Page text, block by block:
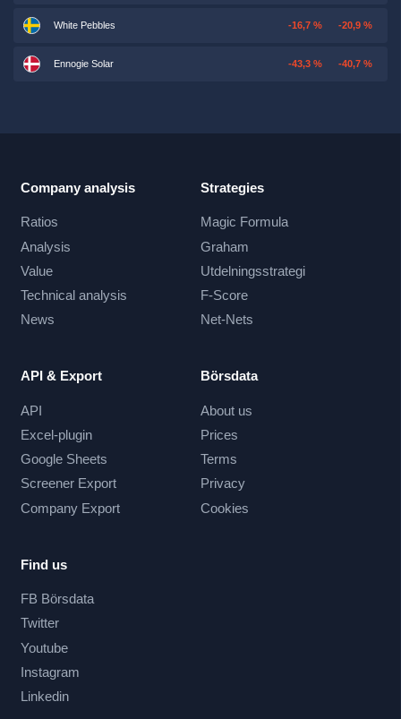
White Pebbles -16,7 % -20,9 %
Ennogie Solar -43,3 % -40,7 %
Company analysis
Ratios
Analysis
Value
Technical analysis
News
Strategies
Magic Formula
Graham
Utdelningsstrategi
F-Score
Net-Nets
API & Export
API
Excel-plugin
Google Sheets
Screener Export
Company Export
Börsdata
About us
Prices
Terms
Privacy
Cookies
Find us
FB Börsdata
Twitter
Youtube
Instagram
Linkedin